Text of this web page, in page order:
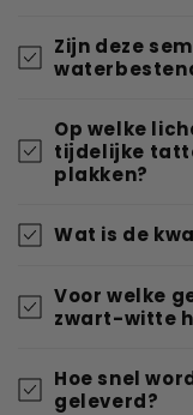
Zijn deze
Op welke
tijdelijke
plakken?
Wat is de
Voor welke
zwart-witte
Hoe snel
geleverd?